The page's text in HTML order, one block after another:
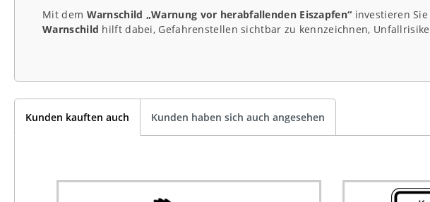
Mit dem Warnschild „Warnung vor herabfallenden Eiszapfen“ investieren
Warnschild hilft dabei, Gefahrenstellen sichtbar zu kennzeichnen,
Kunden kauften auch Kunden haben sich auch angesehen